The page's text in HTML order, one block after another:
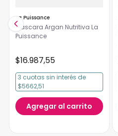
La Puissance
Mascara Argan Nutritiva La
Puissance
$16.987,55
3 cuotas sin interés de
$5662,51
Agregar al carrito